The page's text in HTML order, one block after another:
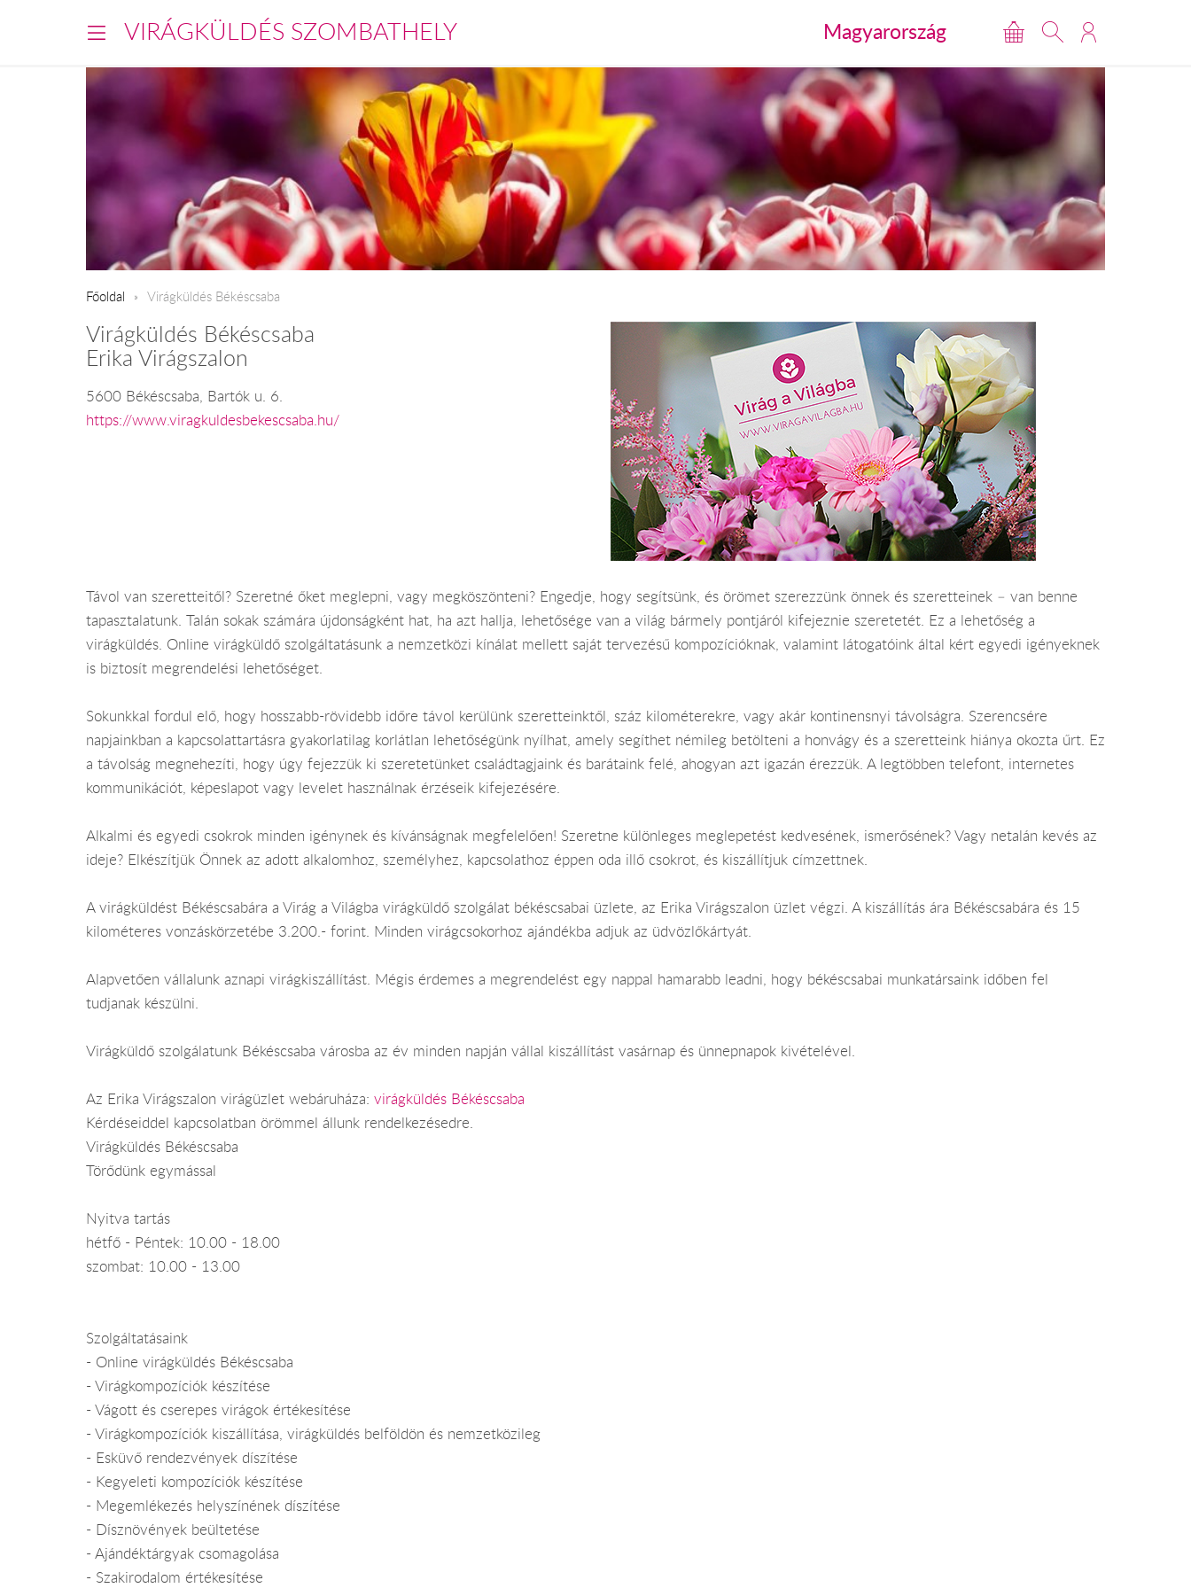
VIRÁGKÜLDÉS SZOMBATHELY Magyarország
Főoldal Virágküldés Békéscsaba
Virágküldés Békéscsaba
Erika Virágszalon
5600 Békéscsaba, Bartók u. 6.
https://www.viragkuldesbekescsaba.hu/
Távol van szeretteitől? Szeretné őket meglepni, vagy megköszönteni? Engedje, hogy segítsünk, és örömet szerezzünk önnek és szeretteinek – van benne
tapasztalatunk. Talán sokak számára újdonságként hat, ha azt hallja, lehetősége van a világ bármely pontjáról kifejeznie szeretetét. Ez a lehetőség a
virágküldés. Online virágküldő szolgáltatásunk a nemzetközi kínálat mellett saját tervezésű kompozícióknak, valamint látogatóink által kért egyedi igényeknek
is biztosít megrendelési lehetőséget.
Sokunkkal fordul elő, hogy hosszabb-rövidebb időre távol kerülünk szeretteinktől, száz kilométerekre, vagy akár kontinensnyi távolságra. Szerencsére
napjainkban a kapcsolattartásra gyakorlatilag korlátlan lehetőségünk nyílhat, amely segíthet némileg betölteni a honvágy és a szeretteink hiánya okozta űrt. Ez
a távolság megnehezíti, hogy úgy fejezzük ki szeretetünket családtagjaink és barátaink felé, ahogyan azt igazán érezzük. A legtöbben telefont, internetes
kommunikációt, képeslapot vagy levelet használnak érzéseik kifejezésére.
Alkalmi és egyedi csokrok minden igénynek és kívánságnak megfelelően! Szeretne különleges meglepetést kedvesének, ismerősének? Vagy netalán kevés az
ideje? Elkészítjük Önnek az adott alkalomhoz, személyhez, kapcsolathoz éppen oda illő csokrot, és kiszállítjuk címzettnek.
A virágküldést Békéscsabára a Virág a Világba virágküldő szolgálat békéscsabai üzlete, az Erika Virágszalon üzlet végzi. A kiszállítás ára Békéscsabára és 15
kilométeres vonzáskörzetébe 3.200.- forint. Minden virágcsokorhoz ajándékba adjuk az üdvözlőkártyát.
Alapvetően vállalunk aznapi virágkiszállítást. Mégis érdemes a megrendelést egy nappal hamarabb leadni, hogy békéscsabai munkatársaink időben fel
tudjanak készülni.
Virágküldő szolgálatunk Békéscsaba városba az év minden napján vállal kiszállítást vasárnap és ünnepnapok kivételével.
Az Erika Virágszalon virágüzlet webáruháza: virágküldés Békéscsaba
Kérdéseiddel kapcsolatban örömmel állunk rendelkezésedre.
Virágküldés Békéscsaba
Törődünk egymással
Nyitva tartás
hétfő - Péntek: 10.00 - 18.00
szombat: 10.00 - 13.00
Szolgáltatásaink
- Online virágküldés Békéscsaba
- Virágkompozíciók készítése
- Vágott és cserepes virágok értékesítése
- Virágkompozíciók kiszállítása, virágküldés belföldön és nemzetközileg
- Esküvő rendezvények díszítése
- Kegyeleti kompozíciók készítése
- Megemlékezés helyszínének díszítése
- Dísznövények beültetése
- Ajándéktárgyak csomagolása
- Szakirodalom értékesítése